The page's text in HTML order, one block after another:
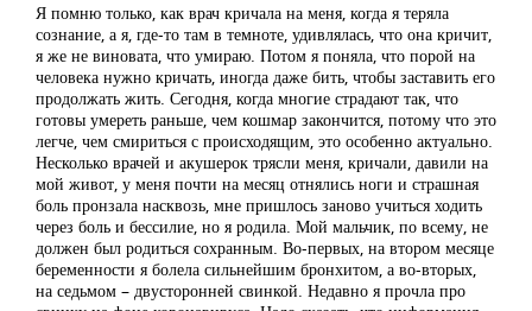
Я помню только, как врач кричала на меня, когда я теряла
сознание, а я, где-то там в темноте, удивлялась, что она кричит,
я же не виновата, что умираю. Потом я поняла, что порой на
человека нужно кричать, иногда даже бить, чтобы заставить его
продолжать жить. Сегодня, когда многие страдают так, что
готовы умереть раньше, чем кошмар закончится, потому что это
легче, чем смириться с происходящим, это особенно актуально.
Несколько врачей и акушерок трясли меня, кричали, давили на
мой живот, у меня почти на месяц отнялись ноги и страшная
боль пронзала насквозь, мне пришлось заново учиться ходить
через боль и бессилие, но я родила. Мой мальчик, по всему, не
должен был родиться сохранным. Во-первых, на втором месяце
беременности я болела сильнейшим бронхитом, а во-вторых,
на седьмом – двусторонней свинкой. Недавно я прочла про